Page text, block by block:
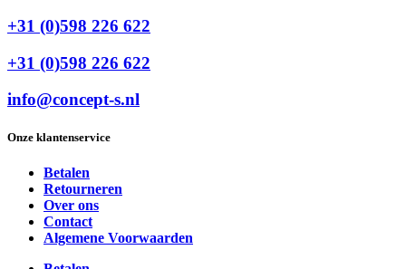
+31 (0)598 226 622
+31 (0)598 226 622
info@concept-s.nl
Onze klantenservice
Betalen
Retourneren
Over ons
Contact
Algemene Voorwaarden